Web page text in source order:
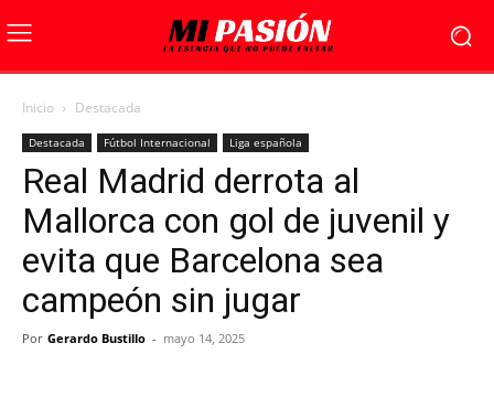
Inicio Destacada
Destacada Fútbol Internacional Liga española
Real Madrid derrota al
Mallorca con gol de juvenil y
evita que Barcelona sea
campeón sin jugar
Por Gerardo Bustillo - mayo 14, 2025